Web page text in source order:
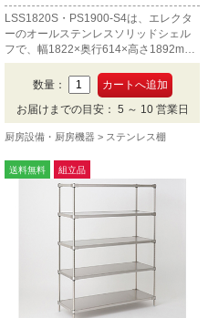
LSS1820S・PS1900-S4は、エレクタ
ーのオールステンレスソリッドシェル
フで、幅1822×奥行614×高さ1892mm
の4段です。
数量：
お届けまでの目安： 5 ～ 10 営業日
厨房設備・厨房機器 ステンレス棚
送料無料 組立品